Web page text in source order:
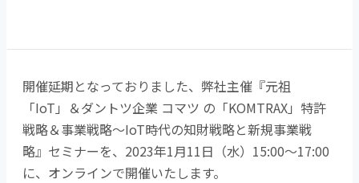
開催延期となっておりました、弊社主催『元祖
「IoT」＆ダントツ企業 コマツ の「KOMTRAX」特許
戦略＆事業戦略～IoT時代の知財戦略と新規事業戦
略』セミナーを、2023年1月11日（水）15:00～17:00
に、オンラインで開催いたします。